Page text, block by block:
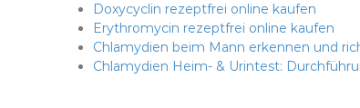
Doxycyclin rezeptfrei online kaufen
Erythromycin rezeptfrei online kaufen
Chlamydien beim Mann erkennen und
Chlamydien Heim- & Urintest: